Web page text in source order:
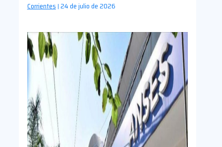
Corrientes | 24 de julio de 2026